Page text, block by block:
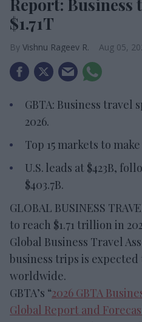
Report: Business
$1.71T
Vishnu Rageev R. Aug 05,
GBTA: Business travel
2026.
Top 15 markets to make
U.S. leads at $423B,
$403.7B.
GLOBAL BUSINESS
to reach $1.71 trillion in
Global Business Travel
business trips is expected
worldwide.
GBTA’s “2026 GBTA
Global Report and